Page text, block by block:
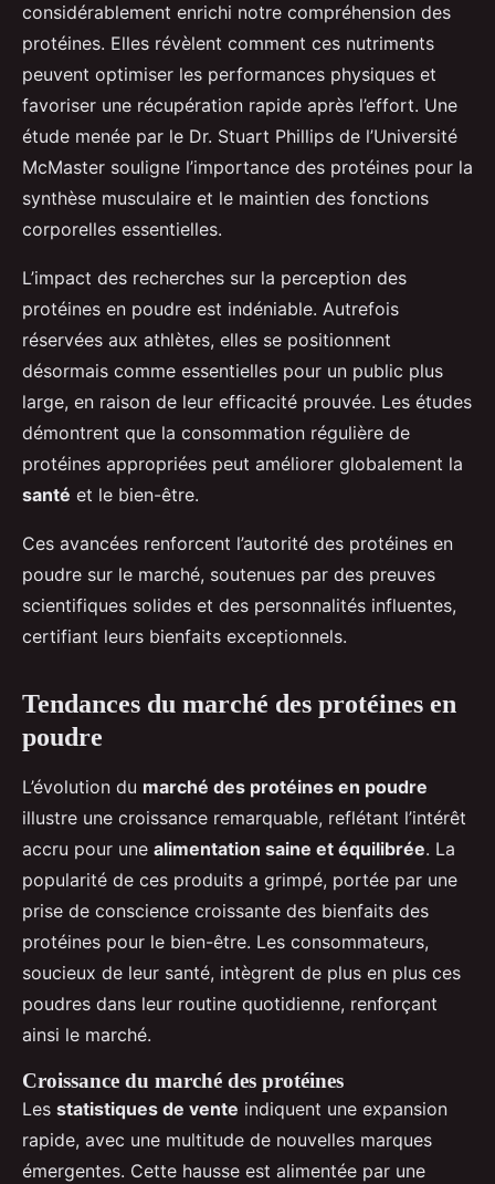
considérablement enrichi notre compréhension des
protéines. Elles révèlent comment ces nutriments
peuvent optimiser les performances physiques et
favoriser une récupération rapide après l’effort. Une
étude menée par le Dr. Stuart Phillips de l’Université
McMaster souligne l’importance des protéines pour la
synthèse musculaire et le maintien des fonctions
corporelles essentielles.
L’impact des recherches sur la perception des
protéines en poudre est indéniable. Autrefois
réservées aux athlètes, elles se positionnent
désormais comme essentielles pour un public plus
large, en raison de leur efficacité prouvée. Les études
démontrent que la consommation régulière de
protéines appropriées peut améliorer globalement la
santé et le bien-être.
Ces avancées renforcent l’autorité des protéines en
poudre sur le marché, soutenues par des preuves
scientifiques solides et des personnalités influentes,
certifiant leurs bienfaits exceptionnels.
Tendances du marché des protéines en
poudre
L’évolution du marché des protéines en poudre
illustre une croissance remarquable, reflétant l’intérêt
accru pour une alimentation saine et équilibrée. La
popularité de ces produits a grimpé, portée par une
prise de conscience croissante des bienfaits des
protéines pour le bien-être. Les consommateurs,
soucieux de leur santé, intègrent de plus en plus ces
poudres dans leur routine quotidienne, renforçant
ainsi le marché.
Croissance du marché des protéines
Les statistiques de vente indiquent une expansion
rapide, avec une multitude de nouvelles marques
émergentes. Cette hausse est alimentée par une